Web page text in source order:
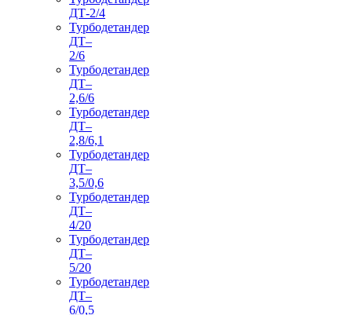
ДТ-2/4
Турбодетандер
ДТ–
2/6
Турбодетандер
ДТ–
2,6/6
Турбодетандер
ДТ–
2,8/6,1
Турбодетандер
ДТ–
3,5/0,6
Турбодетандер
ДТ–
4/20
Турбодетандер
ДТ–
5/20
Турбодетандер
ДТ–
6/0,5